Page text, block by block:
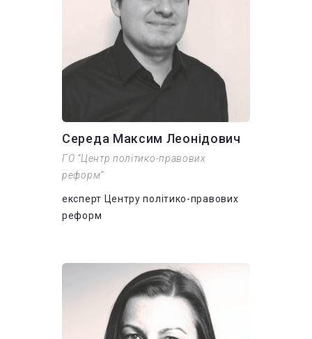
Середа Максим Леонідович
ГО “Центр політико-правових
реформ”
експерт Центру політико-правових
реформ